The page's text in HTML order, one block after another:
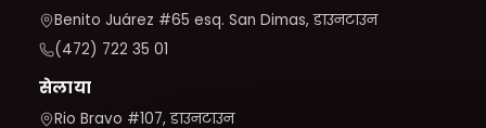
Benito Juárez #65 esq. San Dimas, डाउनटाउन
(472) 722 35 01
सेलाया
Rio Bravo #107, डाउनटाउन